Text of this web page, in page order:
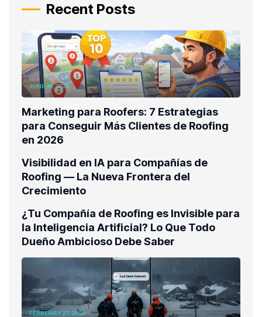
Recent Posts
JUNE 10, 2026
Marketing para Roofers: 7 Estrategias
para Conseguir Más Clientes de Roofing
en 2026
Visibilidad en IA para Compañías de
Roofing — La Nueva Frontera del
Crecimiento
¿Tu Compañía de Roofing es Invisible para
la Inteligencia Artificial? Lo Que Todo
Dueño Ambicioso Debe Saber
FEBRUARY 27, 2026